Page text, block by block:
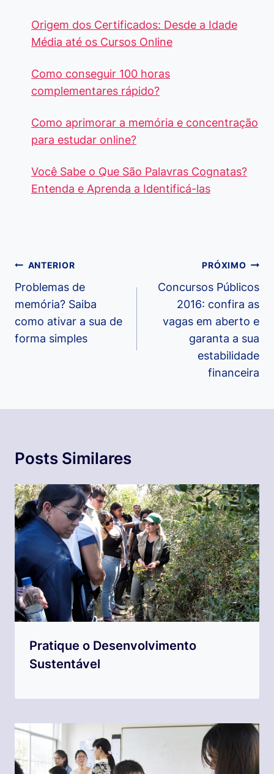
Origem dos Certificados: Desde a Idade
Média até os Cursos Online
Como conseguir 100 horas
complementares rápido?
Como aprimorar a memória e concentração
para estudar online?
Você Sabe o Que São Palavras Cognatas?
Entenda e Aprenda a Identificá-las
Navegação
de
Post
ANTERIOR
Problemas de
memória? Saiba
como ativar a sua de
forma simples
PRÓXIMO
Concursos Públicos
2016: confira as
vagas em aberto e
garanta a sua
estabilidade
financeira
Posts Similares
Pratique o Desenvolvimento
Sustentável